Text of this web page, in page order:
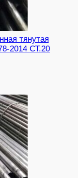
тянутая
2014 СТ.20